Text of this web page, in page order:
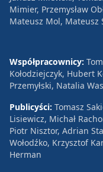
Mimier, Przemysław
Mateusz Mol, Mateusz
Współpracownicy:
Kołodziejczyk, Hubert
Przemyłski, Natalia
Publicyści: Tomasz
Lisiewicz, Michał
Piotr Nisztor, Adrian
Wołodźko, Krzysztof
Herman